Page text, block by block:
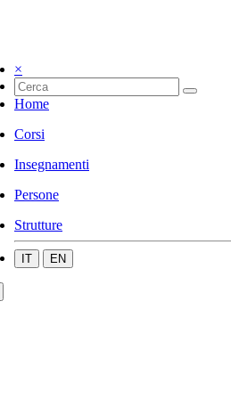
×
Home
Corsi
Insegnamenti
Persone
Strutture
IT EN